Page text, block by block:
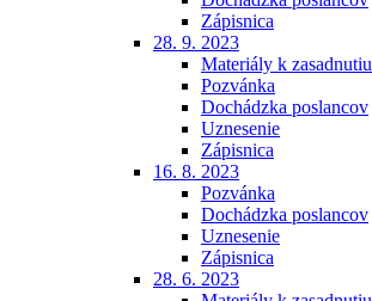
Zápisnica
28. 9. 2023
Materiály k zasadnutiu
Pozvánka
Dochádzka poslancov
Uznesenie
Zápisnica
16. 8. 2023
Pozvánka
Dochádzka poslancov
Uznesenie
Zápisnica
28. 6. 2023